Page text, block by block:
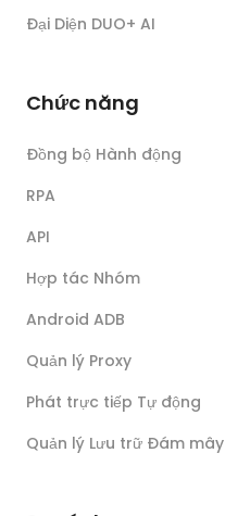
Đại Diện DUO+ AI
Chức năng
Đồng bộ Hành động
RPA
API
Hợp tác Nhóm
Android ADB
Quản lý Proxy
Phát trực tiếp Tự động
Quản lý Lưu trữ Đám mây